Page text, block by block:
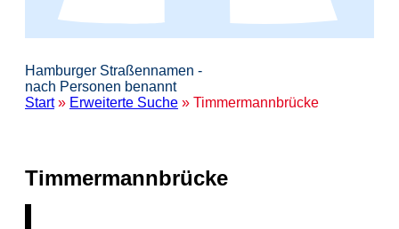
Hamburger Straßennamen -
nach Personen benannt
Start» Erweiterte Suche » Timmermannbrücke
Timmermannbrücke